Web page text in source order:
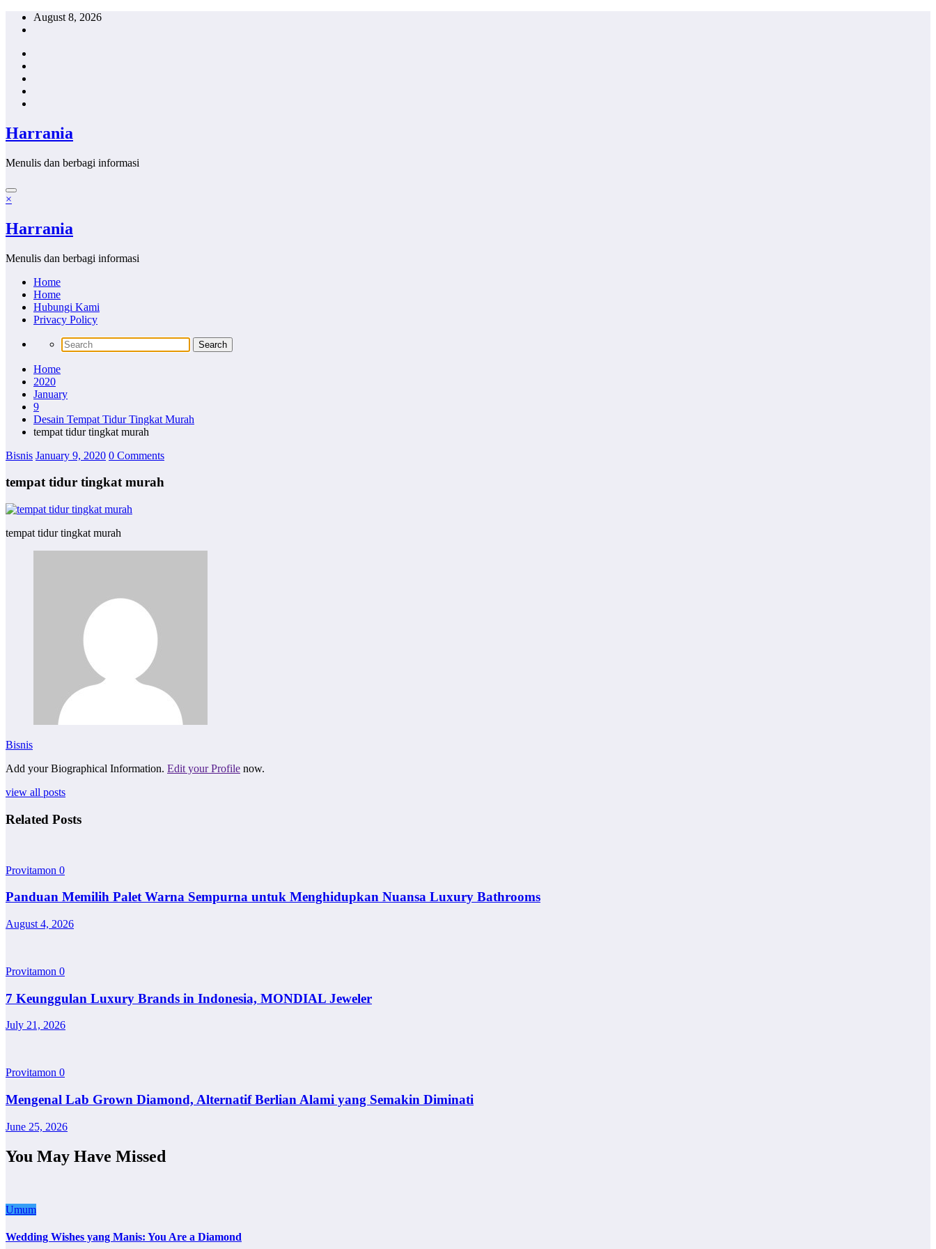
Skip
August 8, 2026
Harrania
Menulis dan berbagi informasi
×
Harrania
Menulis dan berbagi informasi
Home
Home
Hubungi Kami
Privacy Policy
Home
2020
January
9
Desain Tempat Tidur Tingkat Murah
tempat tidur tingkat murah
Bisnis January 9, 2020 0 Comments
tempat tidur tingkat murah
tempat tidur tingkat murah
Bisnis
Add your Biographical Information. Edit your Profile now.
view all posts
Related Posts
Provitamon 0
Panduan Memilih Palet Warna Sempurna untuk Menghidupkan Nuansa Luxury Bathrooms
August 4, 2026
Provitamon 0
7 Keunggulan Luxury Brands in Indonesia, MONDIAL Jeweler
July 21, 2026
Provitamon 0
Mengenal Lab Grown Diamond, Alternatif Berlian Alami yang Semakin Diminati
June 25, 2026
You May Have Missed
Umum
Wedding Wishes yang Manis: You Are a Diamond